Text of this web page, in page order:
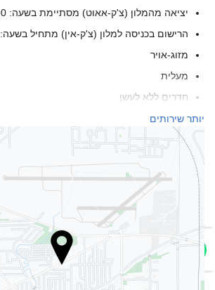
יציאה מהמלון (צ'ק-אאוט) מסתיימת בשעה: 11:00
הרישום בכניסה למלון (צ'ק-אין) מתחיל בשעה: 15:00
מזוג-אויר
מעלית
חדרים ללא לעשן
אין כניסה לחיות מחמד
אינטרנט
WiFi
בריאות
אמבט עיסוי/ג'קוזי
יותר שירותים